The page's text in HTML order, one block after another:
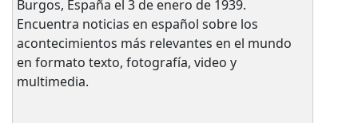
Burgos, España el 3 de enero de 1939.
Encuentra noticias en español sobre los
acontecimientos más relevantes en el mundo
en formato texto, fotografía, video y
multimedia.